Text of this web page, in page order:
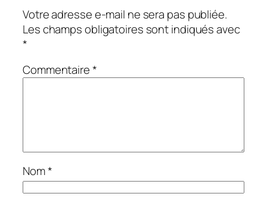
Votre adresse e-mail ne sera pas publiée.
Les champs obligatoires sont indiqués avec
*
Commentaire*
Nom*